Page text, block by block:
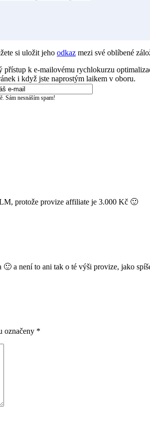
si uložit jeho odkaz mezi své oblíbené
přístup k e-mailovému rychlokurzu
i když jste naprostým laikem v oboru.
Sám nesnáším spam!
protože provize affiliate je 3.000 Kč 🙂
a není to ani tak o té výši provize, jako
označeny *